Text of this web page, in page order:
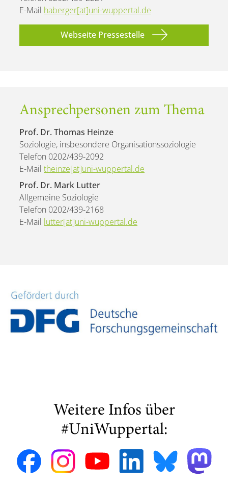
E-Mail haberger[at]uni-wuppertal.de
Webseite Pressestelle
Ansprechpersonen zum Thema
Prof. Dr. Thomas Heinze
Soziologie, insbesondere Organisationssoziologie
Telefon 0202/439-2092
E-Mail theinze[at]uni-wuppertal.de
Prof. Dr. Mark Lutter
Allgemeine Soziologie
Telefon 0202/439-2168
E-Mail lutter[at]uni-wuppertal.de
Weitere Infos über
#UniWuppertal: